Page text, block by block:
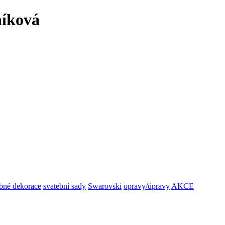
dekorace svatební sady Swarovski opravy/úpravy AKCE